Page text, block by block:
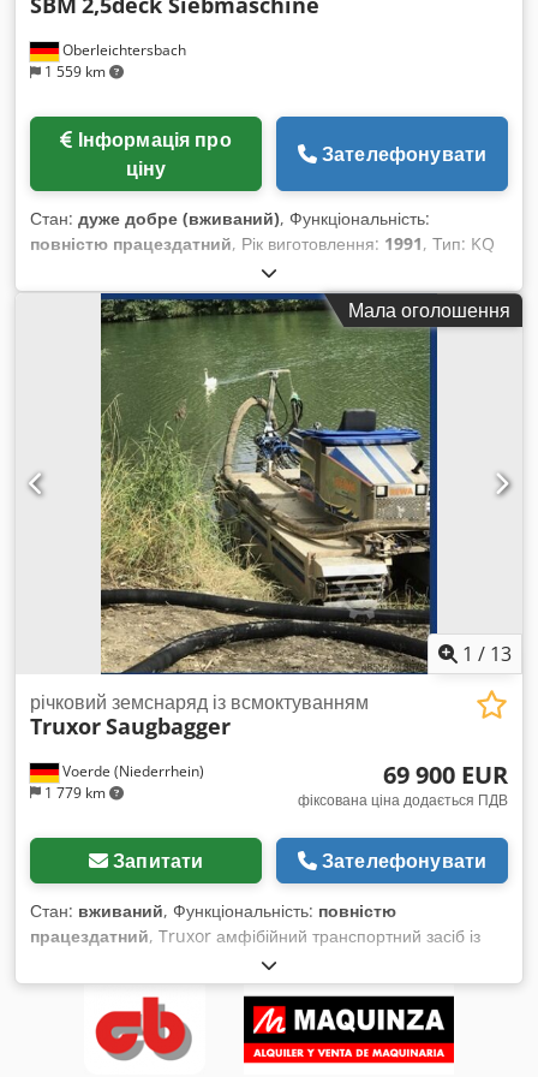
Oberleichtersbach
1 559 km
ціну
Зателефонувати
Стан: дуже добре (вживаний), Функціональність:
повністю працездатний, Рік виготовлення: 1991, Тип: KQ
14/38-2,5 Площа сита: 1 400 x 3 800 мм без ситових
накладок Dksdpfx Aqetgpf Hevsr у комплекті електродвигун
15 кВт з новою напівмобільною сталевою конструкцією та
новими випускними жолобами
Мала оголошення
1 / 13
Voerde (Niederrhein)
1 779 km
річковий земснаряд із всмоктуванням
TruxorSaugbagger
69 900 EUR
фіксована ціна додається ПДВ
Запитати Зателефонувати
Стан: вживаний, Функціональність: повністю
працездатний, Truxor амфібійний транспортний засіб із
всмоктуючим екскаватором, насосом, різаком і грейфером
для видалення мулу, осаду або водної рослинності.
Dkodpfjyn Hpaex Aqvor Truxor DM 5045 — це амфібійна
робоча машина (amphibious toolcarrier), спеціально
розроблена для використання у водоймах, болотистих